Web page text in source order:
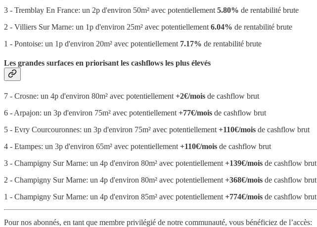
3 - Tremblay En France: un 2p d'environ 50m² avec potentiellement 5.80% de rentabilité brute
2 - Villiers Sur Marne: un 1p d'environ 25m² avec potentiellement 6.04% de rentabilité brute
1 - Pontoise: un 1p d'environ 20m² avec potentiellement 7.17% de rentabilité brute
Les grandes surfaces en priorisant les cashflows les plus élevés
7 - Crosne: un 4p d'environ 80m² avec potentiellement +2€/mois de cashflow brut
6 - Arpajon: un 3p d'environ 75m² avec potentiellement +77€/mois de cashflow brut
5 - Evry Courcouronnes: un 3p d'environ 75m² avec potentiellement +110€/mois de cashflow brut
4 - Etampes: un 3p d'environ 65m² avec potentiellement +110€/mois de cashflow brut
3 - Champigny Sur Marne: un 4p d'environ 80m² avec potentiellement +139€/mois de cashflow brut
2 - Champigny Sur Marne: un 4p d'environ 80m² avec potentiellement +368€/mois de cashflow brut
1 - Champigny Sur Marne: un 4p d'environ 85m² avec potentiellement +774€/mois de cashflow brut
Pour nos abonnés, en tant que membre privilégié de notre communauté, vous bénéficiez de l’accès: